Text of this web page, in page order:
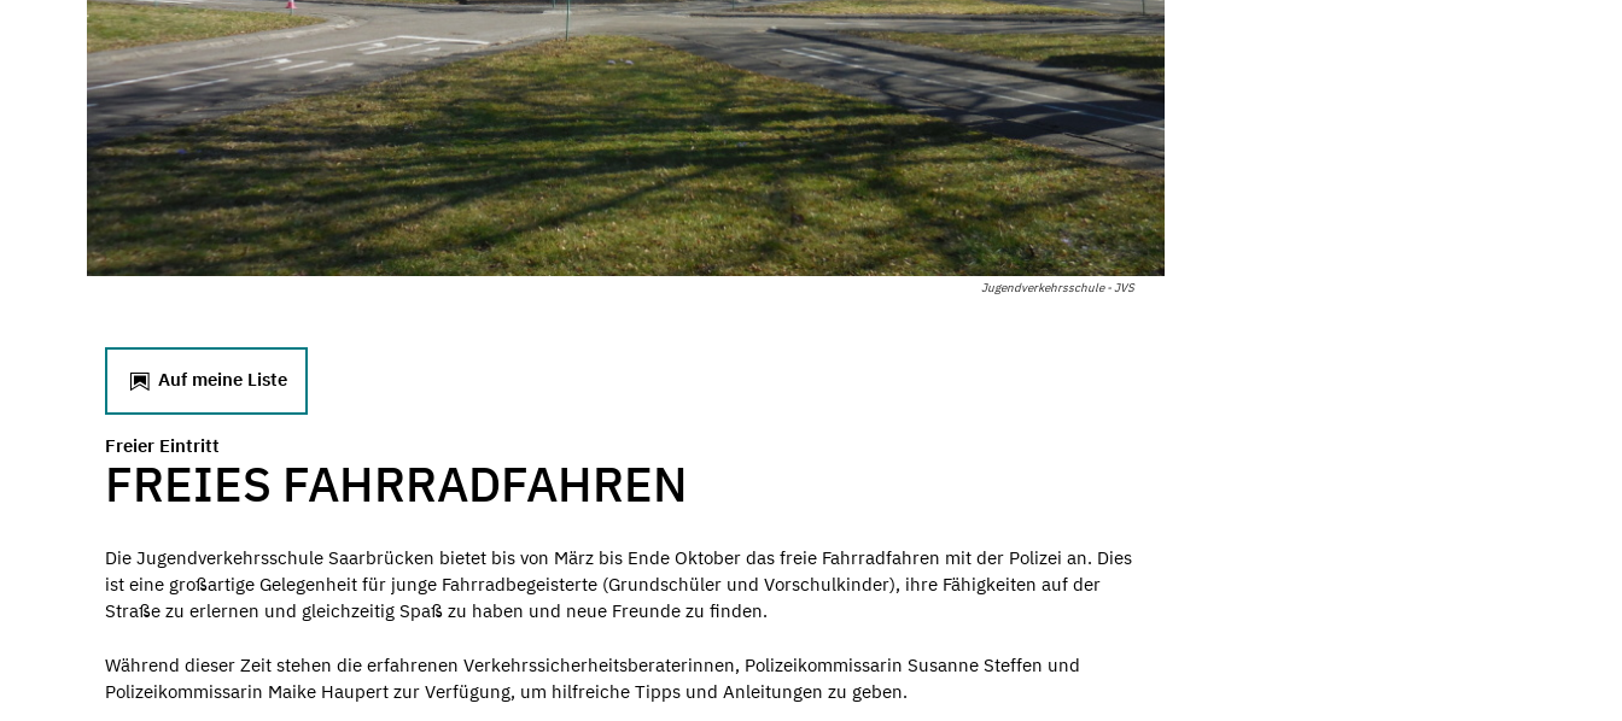
Jugendverkehrsschule - JVS
Auf meine Liste
Freier Eintritt
FREIES FAHRRADFAHREN
Die Jugendverkehrsschule Saarbrücken bietet bis von März bis Ende Oktober das freie Fahrradfahren mit der Polizei an. Dies
ist eine großartige Gelegenheit für junge Fahrradbegeisterte (Grundschüler und Vorschulkinder), ihre Fähigkeiten auf der
Straße zu erlernen und gleichzeitig Spaß zu haben und neue Freunde zu finden.
Während dieser Zeit stehen die erfahrenen Verkehrssicherheitsberaterinnen, Polizeikommissarin Susanne Steffen und
Polizeikommissarin Maike Haupert zur Verfügung, um hilfreiche Tipps und Anleitungen zu geben.